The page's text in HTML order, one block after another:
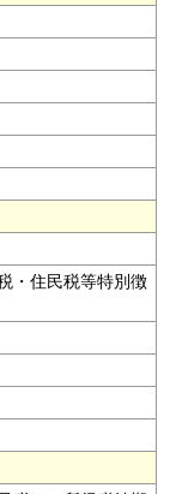
・住民税等特別徴